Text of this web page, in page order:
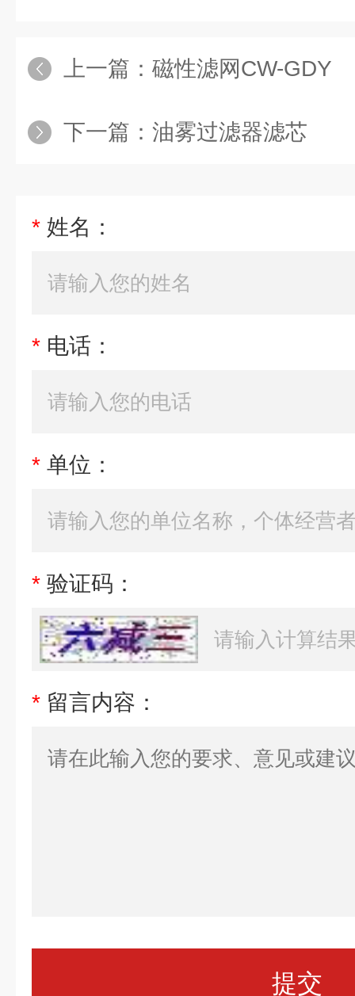
上一篇： 磁性滤网CW-GDY
下一篇： 油雾过滤器滤芯
* 姓名：
* 电话：
* 单位：
* 验证码：
* 留言内容：